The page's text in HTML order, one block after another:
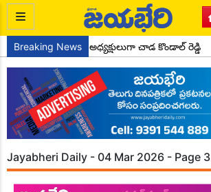
Breaking News
సైదాపూర్ మండల అధ్యక్షులుగా చాడ కొండాల్ రెడ్డి
Jayabheri Daily - 04 Mar 2026 - Page 3